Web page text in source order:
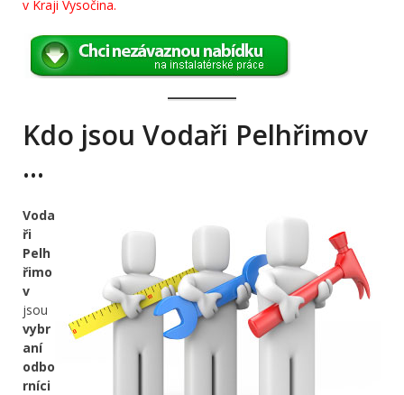
v Kraji Vysočina.
Kdo jsou Vodaři Pelhřimov
…
Voda
ři
Pelh
řimo
v
jsou
vybr
aní
odbo
rníci